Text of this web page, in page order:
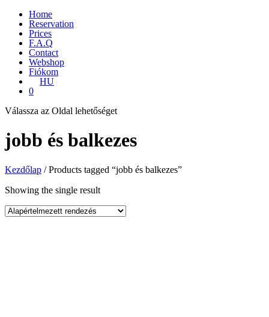
Home
Reservation
Prices
F.A.Q
Contact
Webshop
Fiókom
HU
0
Válassza az Oldal lehetőséget
jobb és balkezes
Kezdőlap / Products tagged “jobb és balkezes”
Showing the single result